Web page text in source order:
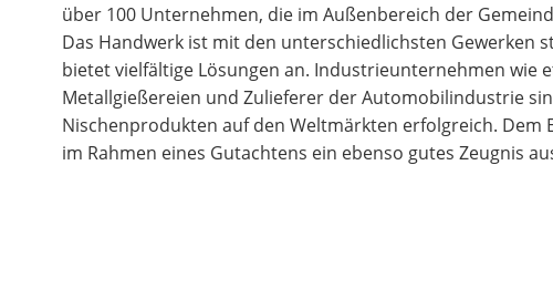
über 100 Unternehmen, die im Außenbereich der
Das Handwerk ist mit den unterschiedlichsten Gewerken
bietet vielfältige Lösungen an. Industrie­unternehmen wie
Metallgießereien und Zulieferer der Automobilindustrie
Nischenprodukten auf den Weltmärkten erfolgreich. Dem
im Rahmen eines Gutachtens ein ebenso gutes Zeugnis